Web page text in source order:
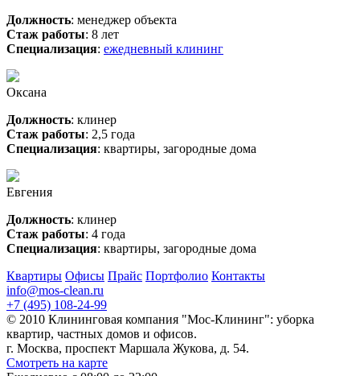
Должность: менеджер объекта
Стаж работы: 8 лет
Специализация: ежедневный клининг
Оксана
Должность: клинер
Стаж работы: 2,5 года
Специализация: квартиры, загородные дома
Евгения
Должность: клинер
Стаж работы: 4 года
Специализация: квартиры, загородные дома
Квартиры Офисы Прайс Портфолио Контакты
info@mos-clean.ru
+7 (495) 108-24-99
© 2010 Клининговая компания "Мос-Клининг": уборка
квартир, частных домов и офисов.
г. Москва, проспект Маршала Жукова, д. 54.
Смотреть на карте